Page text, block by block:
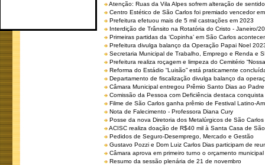
Atenção: Ruas da Vila Alpes sofrem alteração de
Centro Estético de São Carlos foi premiado vencedor
Prefeitura efetuou mais de 5 mil castrações em 2023
Interdição de Trânsito na Rotatória do Cristo - Janeiro/
Primeiras partidas da ‘Copinha’ em São Carlos
Prefeitura divulga balanço da Operação Papai Noel
Secretaria Municipal de Trabalho, Emprego e Renda e
Prefeitura realiza roçagem e limpeza do Cemitério
Reforma do Estádio “Luisão” está praticamente
Departamento de fiscalização divulga balanço da
Câmara Municipal entregou Prêmio Santo Dias ao
Comissão da Pessoa com Deficiência destaca
Filme de São Carlos ganha prêmio de Festival Latino-
Nota de Falecimento - Professora Diana Cury
Posse da nova Diretoria dos Metalúrgicos de São
ACISC realiza doação de R$40 mil à Santa Casa de
Pedidos de Seguro-Desemprego, Mercado e Gestão
Gustavo Pozzi e Dom Luiz Carlos Dias participam de
Câmara aprova em primeiro turno o orçamento
Resumo da sessão plenária de 21 de novembro